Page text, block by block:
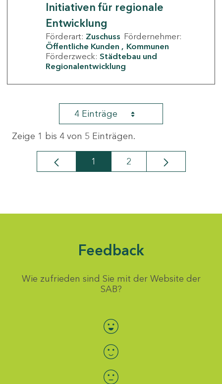
Initiativen für regionale
Entwicklung
Förderart: Zuschuss Fördernehmer:
Öffentliche Kunden
Kommunen
Förderzweck: Städtebau und
Regionalentwicklung
4 Einträge
Zeige 1 bis 4 von 5 Einträgen.
Seite
1 Seite
2
Feedback
Wie zufrieden sind Sie mit der Website der
SAB?
Bewertung auswählen